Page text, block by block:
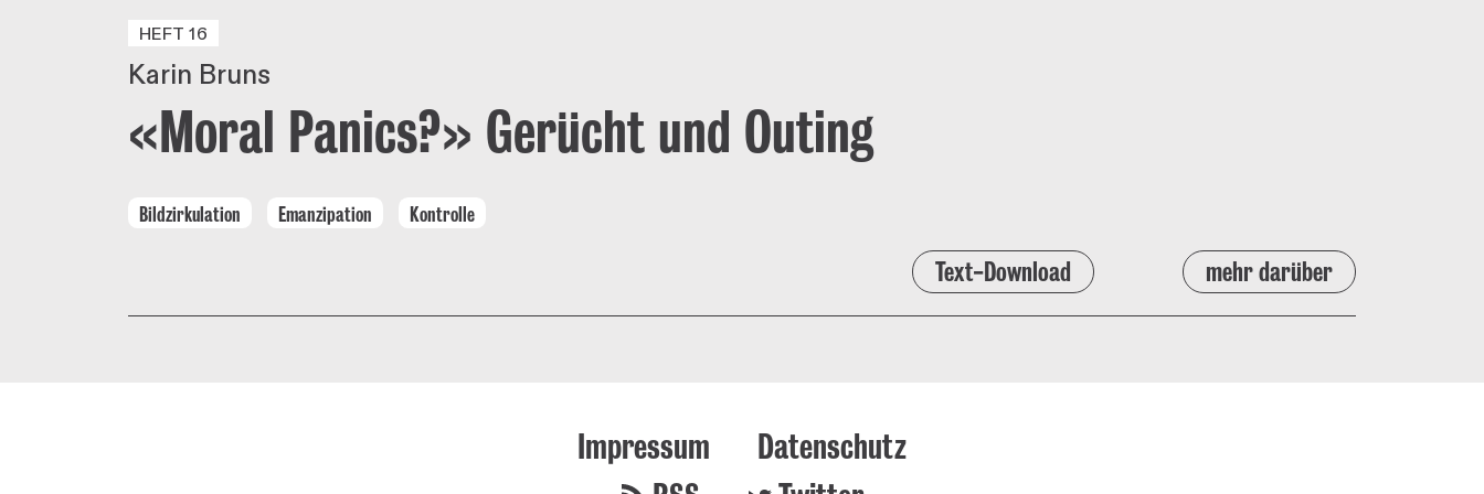
HEFT 16
Karin Bruns
«Moral Panics?» Gerücht und Outing
Bildzirkulation Emanzipation Kontrolle
Text-Download mehr darüber
Impressum
Datenschutz